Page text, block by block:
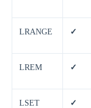
LRANGE ✓
LREM ✓
LSET ✓